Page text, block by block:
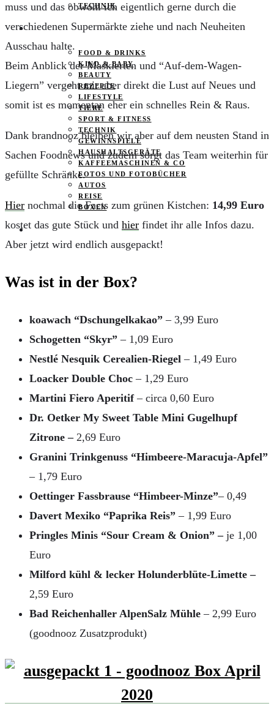
TECHNIK
KATEGORIEN
FOOD & DRINKS
KIND & BABY
BEAUTY
REZEPTE
LIFESTYLE
TIERE
SPORT & FITNESS
TECHNIK
GEWINNSPIELE
HAUSHALTSGERÄTE
KAFFEEMASCHINEN & CO
FOTOS UND FOTOBÜCHER
AUTOS
REISE
BOXEN
KIND & KEGEL
muss und das obwohl ich eigentlich gerne durch die
verschiedenen Supermärkte ziehe und nach Neuheiten
Ausschau halte.
Beim Anblick der Maskierten und “Auf-dem-Wagen-
Liegern” vergeht mir aber direkt die Lust auf Neues und
somit ist es momentan eher ein schnelles Rein & Raus.
Dank brandnooz bleiben wir aber auf dem neusten Stand in
Sachen Foodnews und zudem sorgt das Team weiterhin für
gefüllte Schränke.
Hier nochmal die Facts zum grünen Kistchen: 14,99 Euro
kostet das gute Stück und hier findet ihr alle Infos dazu.
Aber jetzt wird endlich ausgepackt!
Was ist in der Box?
koawach “Dschungelkakao”– 3,99 Euro
Schogetten “Skyr”– 1,09 Euro
Nestlé Nesquik Cerealien-Riegel– 1,49 Euro
Loacker Double Choc– 1,29 Euro
Martini Fiero Aperitif– circa 0,60 Euro
Dr. Oetker My Sweet Table Mini Gugelhupf
Zitrone – 2,69 Euro
Granini Trinkgenuss “Himbeere-Maracuja-Apfel”
– 1,79 Euro
Oettinger Fassbrause “Himbeer-Minze”– 0,49
Davert Mexiko “Paprika Reis”– 1,99 Euro
Pringles Minis “Sour Cream & Onion” –je 1,00
Euro
Milford kühl & lecker Holunderblüte-Limette –
2,59 Euro
Bad Reichenhaller AlpenSalz Mühle– 2,99 Euro
(goodnooz Zusatzprodukt)